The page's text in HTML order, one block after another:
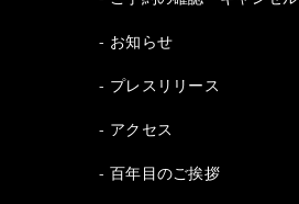
お知らせ
プレスリリース
アクセス
百年目のご挨拶